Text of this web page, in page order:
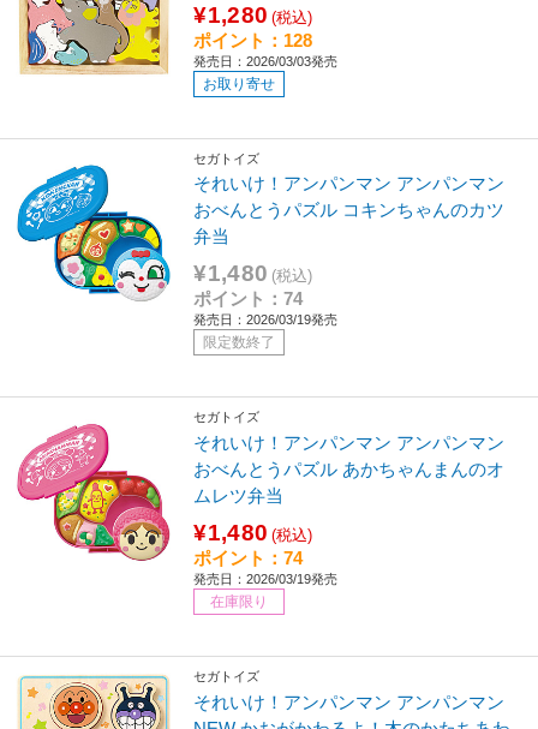
¥1,280 (税込)
ポイント：128
発売日：2026/03/03発売
お取り寄せ
セガトイズ
それいけ！アンパンマン アンパンマン
おべんとうパズル コキンちゃんのカツ
弁当
¥1,480 (税込)
ポイント：74
発売日：2026/03/19発売
限定数終了
セガトイズ
それいけ！アンパンマン アンパンマン
おべんとうパズル あかちゃんまんのオ
ムレツ弁当
¥1,480 (税込)
ポイント：74
発売日：2026/03/19発売
在庫限り
セガトイズ
それいけ！アンパンマン アンパンマン